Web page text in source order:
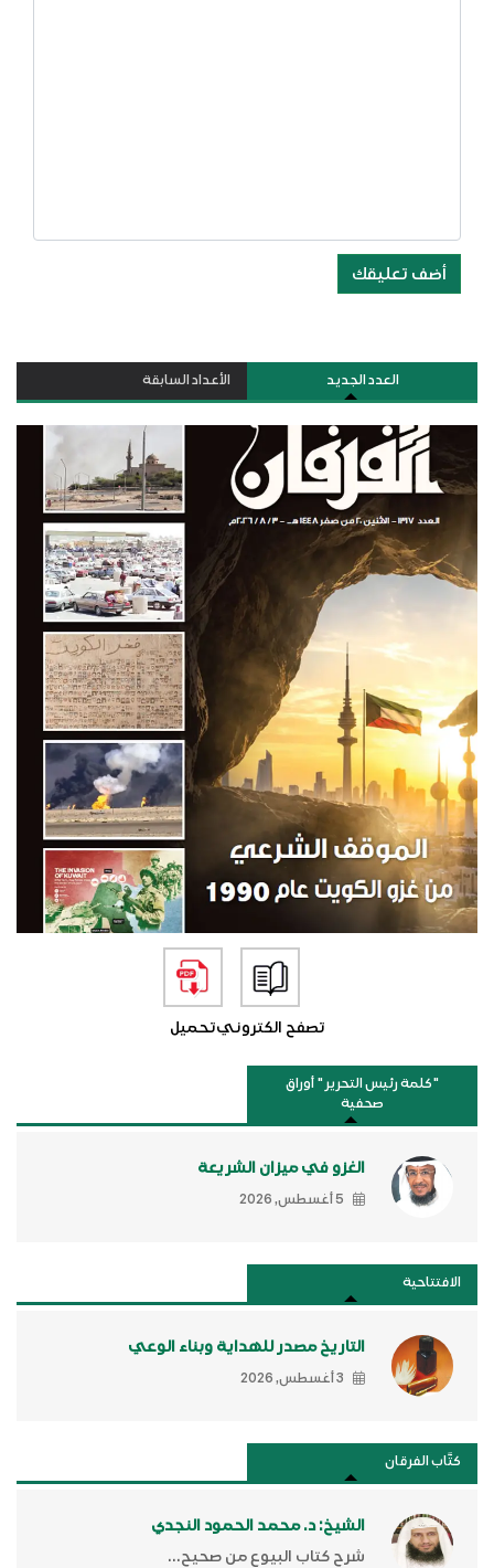
أضف تعليقك
العدد الجديد الأعداد السابقة
تصفح الكترونيتحميل
"كلمة رئيس التحرير " أوراق
صحفية
الغزو في ميزان الشريعة
5 أغسطس, 2026
الافتتاحية
التاريخ مصدر للهداية وبناء الوعي
3 أغسطس, 2026
كتَّاب الفرقان
الشيخ: د. محمد الحمود النجدي
شرح كتاب البيوع من صحيح...